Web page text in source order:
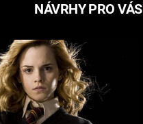
NÁVRHY PRO VÁS